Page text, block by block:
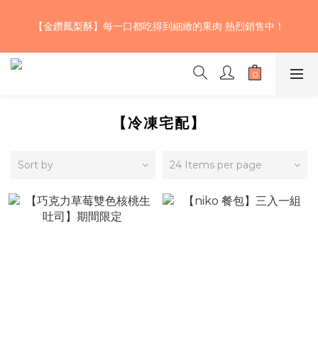
克力揉入麵團 加上大湖草莓果乾及少許鬆脆的加州核桃 口感層次
【金鑽鳳梨酥】每一口都吃得到細緻的果肉 熱烈銷售中！
【期間限定】巧克力草莓雙色核桃生吐司~三款不同風味的濃郁巧
克力揉入麵團 加上大湖草莓果乾及少許鬆脆的加州核桃 口感層次
【冷凍宅配】
Sort by 24 Items per page